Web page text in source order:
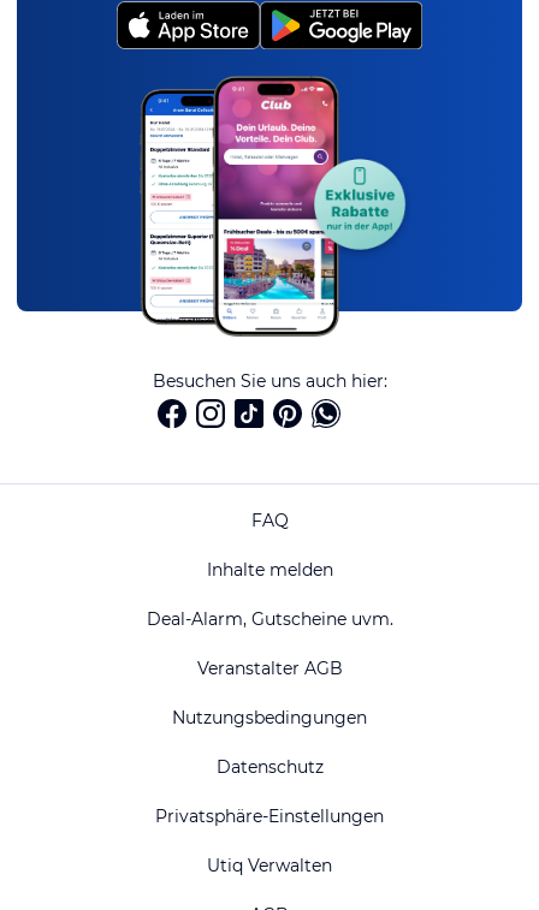
Besuchen Sie uns auch hier:
FAQ
Inhalte melden
Deal-Alarm, Gutscheine uvm.
Veranstalter AGB
Nutzungsbedingungen
Datenschutz
Privatsphäre-Einstellungen
Utiq Verwalten